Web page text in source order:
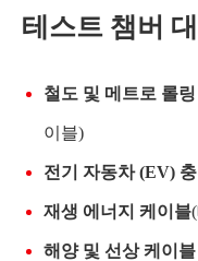
테스트 챔버
철도 및 메트로 롤
이블)
전기 자동차 (EV)
재생 에너지 케이블
해양 및 선상 케이블